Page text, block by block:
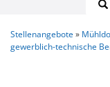
Stellenangebote
gewerblich-technische